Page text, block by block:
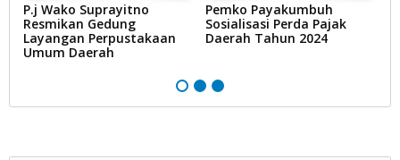
P.j Wako Suprayitno
Resmikan Gedung
Layangan Perpustakaan
Umum Daerah
Pemko Payakumbuh
Sosialisasi Perda Pajak
Daerah Tahun 2024